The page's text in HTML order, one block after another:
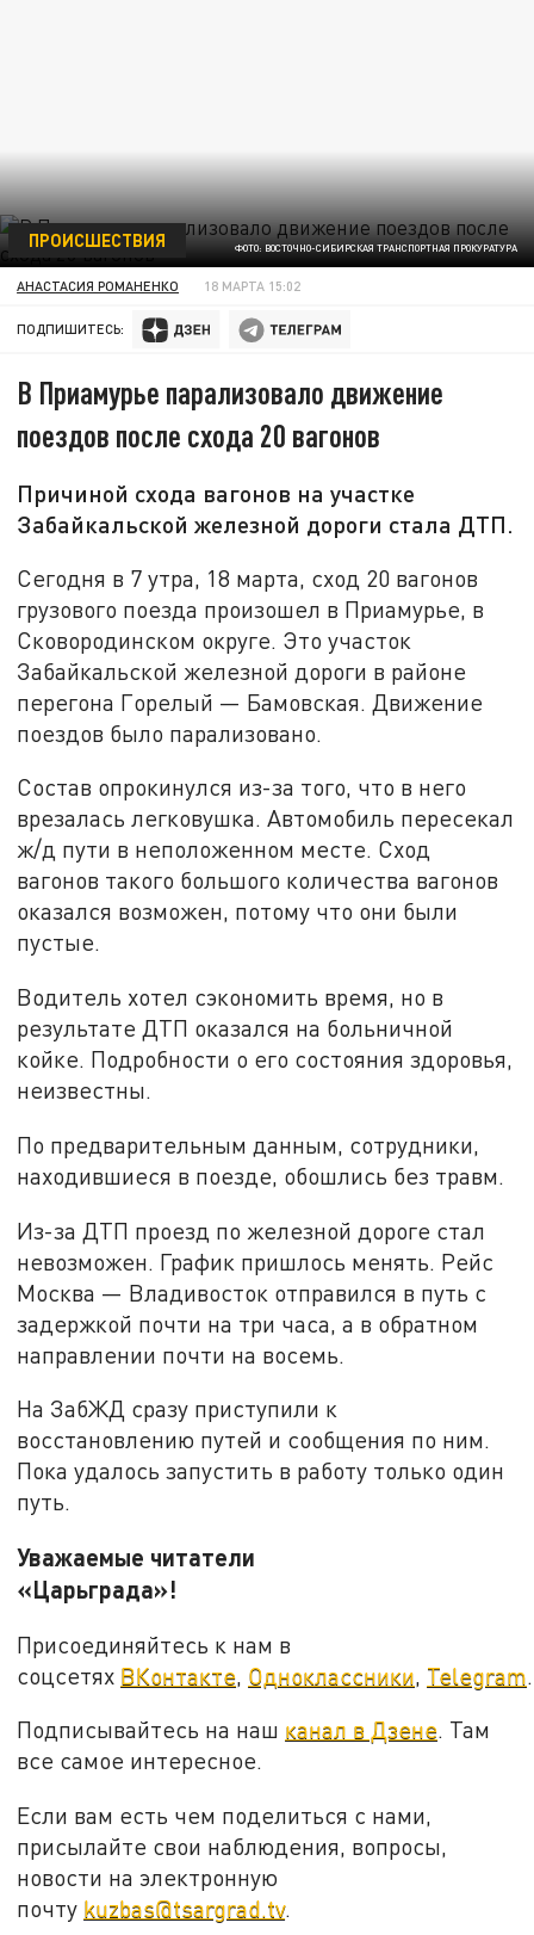
ФОТО: ВОСТОЧНО-СИБИРСКАЯ ТРАНСПОРТНАЯ ПРОКУРАТУРА
ПРОИСШЕСТВИЯ
АНАСТАСИЯ РОМАНЕНКО 18 МАРТА 15:02
ПОДПИШИТЕСЬ:
В Приамурье парализовало движение
поездов после схода 20 вагонов
Причиной схода вагонов на участке
Забайкальской железной дороги стала ДТП.
Сегодня в 7 утра, 18 марта, сход 20 вагонов
грузового поезда произошел в Приамурье, в
Сковородинском округе. Это участок
Забайкальской железной дороги в районе
перегона Горелый — Бамовская. Движение
поездов было парализовано.
Состав опрокинулся из-за того, что в него
врезалась легковушка. Автомобиль пересекал
ж/д пути в неположенном месте. Сход
вагонов такого большого количества вагонов
оказался возможен, потому что они были
пустые.
Водитель хотел сэкономить время, но в
результате ДТП оказался на больничной
койке. Подробности о его состояния здоровья,
неизвестны.
По предварительным данным, сотрудники,
находившиеся в поезде, обошлись без травм.
Из-за ДТП проезд по железной дороге стал
невозможен. График пришлось менять. Рейс
Москва — Владивосток отправился в путь с
задержкой почти на три часа, а в обратном
направлении почти на восемь.
На ЗабЖД сразу приступили к
восстановлению путей и сообщения по ним.
Пока удалось запустить в работу только один
путь.
Уважаемые читатели
«Царьграда»!
Присоединяйтесь к нам в
соцсетях ВКонтакте Одноклассники Telegram
Подписывайтесь на наш канал в Дзене. Там
все самое интересное.
Если вам есть чем поделиться с нами,
присылайте свои наблюдения, вопросы,
новости на электронную
почту kuzbas@tsargrad.tv.